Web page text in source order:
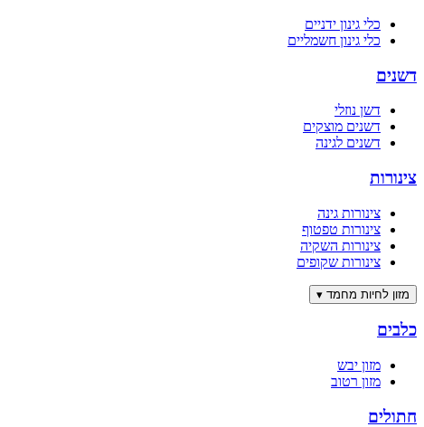
כלי גינון ידניים
כלי גינון חשמליים
דשנים
דשן נוזלי
דשנים מוצקים
דשנים לגינה
צינורות
צינורות גינה
צינורות טפטוף
צינורות השקיה
צינורות שקופים
מזון לחיות מחמד ▾
כלבים
מזון יבש
מזון רטוב
חתולים